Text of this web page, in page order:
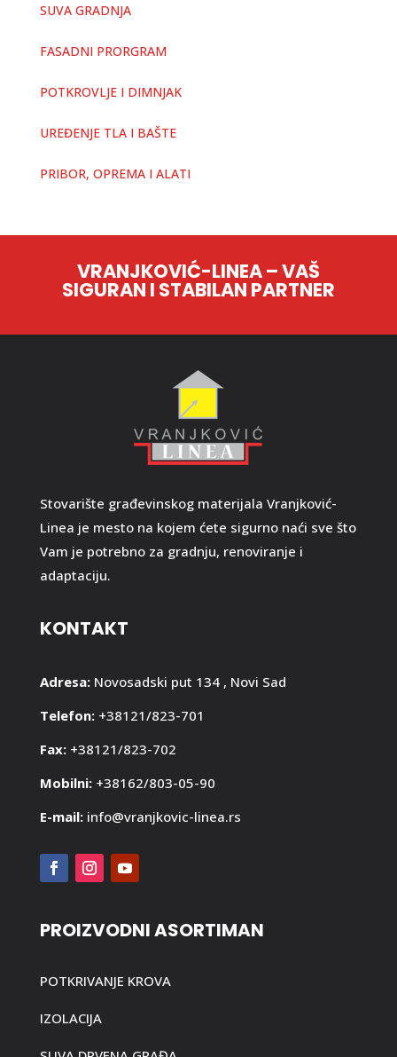
SUVA GRADNJA
FASADNI PRORGRAM
POTKROVLJE I DIMNJAK
UREĐENJE TLA I BAŠTE
PRIBOR, OPREMA I ALATI
VRANJKOVIĆ-LINEA – VAŠ
SIGURAN I STABILAN PARTNER
Stovarište građevinskog materijala Vranjković-
Linea je mesto na kojem ćete sigurno naći sve što
Vam je potrebno za gradnju, renoviranje i
adaptaciju.
KONTAKT
Adresa: Novosadski put 134 , Novi Sad
Telefon: +38121/823-701
Fax: +38121/823-702
Mobilni: +38162/803-05-90
E-mail: info@vranjkovic-linea.rs
PROIZVODNI ASORTIMAN
POTKRIVANJE KROVA
IZOLACIJA